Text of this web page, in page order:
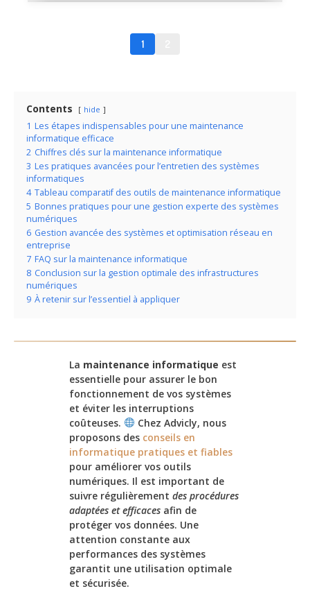
DNS320 étape par étape
1
Contents hide
1 Les étapes indispensables pour une maintenance
informatique efficace
2 Chiffres clés sur la maintenance informatique
3 Les pratiques avancées pour l’entretien des systèmes
informatiques
4 Tableau comparatif des outils de maintenance informatique
5 Bonnes pratiques pour une gestion experte des systèmes
numériques
6 Gestion avancée des systèmes et optimisation réseau en
entreprise
7 FAQ sur la maintenance informatique
8 Conclusion sur la gestion optimale des infrastructures
numériques
9 À retenir sur l’essentiel à appliquer
La maintenance informatique est
essentielle pour assurer le bon
fonctionnement de vos systèmes
et éviter les interruptions
coûteuses.
Chez Advicly, nous
proposons des conseils en
informatique pratiques et fiables
pour améliorer vos outils
numériques. Il est important de
suivre régulièrement des procédures
adaptées et efficaces afin de
protéger vos données. Une
attention constante aux
performances des systèmes
garantit une utilisation optimale
et sécurisée.